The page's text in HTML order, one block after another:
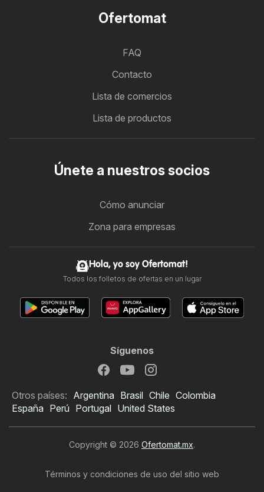
Ofertomat
FAQ
Contacto
Lista de comercios
Lista de productos
Únete a nuestros socios
Cómo anunciar
Zona para empresas
Hola, yo soy Ofertomat!
Todos los folletos de ofertas en un lugar
Síguenos
Otros países: Argentina Brasil Chile Colombia
España Perú Portugal United States
Copyright © 2026 Ofertomat.mx.
Términos y condiciones de uso del sitio web